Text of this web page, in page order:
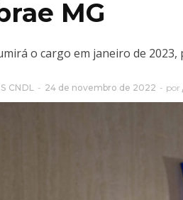
MG
o cargo em janeiro de
CNDL 24 de novembro de 2022 por